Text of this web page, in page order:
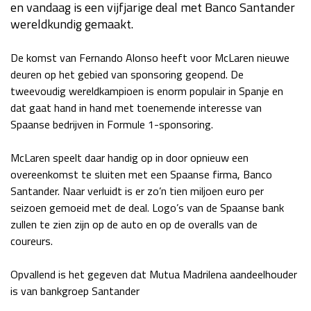
Race
za 13:00 - 15:00
GP VERENIGDE STATEN 2026
Race
zo 21:00 - 23:00
GP MEXICO 2026
GP SÃO PAULO 2026
Kwalificatie
za 19:00 - 20:00
Race
zo 18:00 - 20:00
LAS VEGAS GRAND PRIX 2026
en vandaag is een vijfjarige deal met Banco Santander
wereldkundig gemaakt.
De komst van Fernando Alonso heeft voor McLaren nieuwe
deuren op het gebied van sponsoring geopend. De
tweevoudig wereldkampioen is enorm populair in Spanje en
dat gaat hand in hand met toenemende interesse van
Spaanse bedrijven in Formule 1-sponsoring.
McLaren speelt daar handig op in door opnieuw een
overeenkomst te sluiten met een Spaanse firma, Banco
Santander. Naar verluidt is er zo’n tien miljoen euro per
seizoen gemoeid met de deal. Logo’s van de Spaanse bank
zullen te zien zijn op de auto en op de overalls van de
coureurs.
Opvallend is het gegeven dat Mutua Madrilena aandeelhouder
is van bankgroep Santander